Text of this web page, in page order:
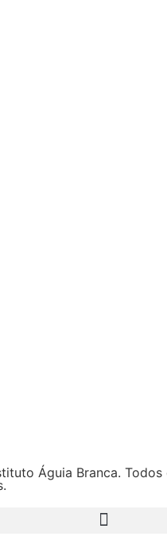
Águia Branca. Todos